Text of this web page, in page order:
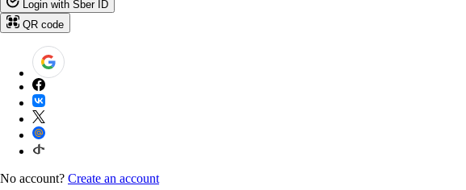
Login with Sber ID
QR code
No account? Create an account